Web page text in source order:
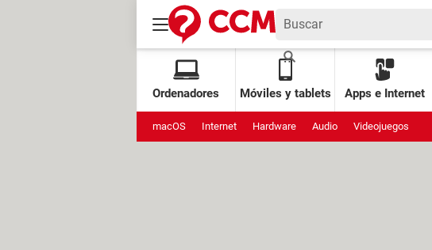
Ordenadores Móviles y tablets Apps e Internet
macOS Internet Hardware Audio Videojuegos